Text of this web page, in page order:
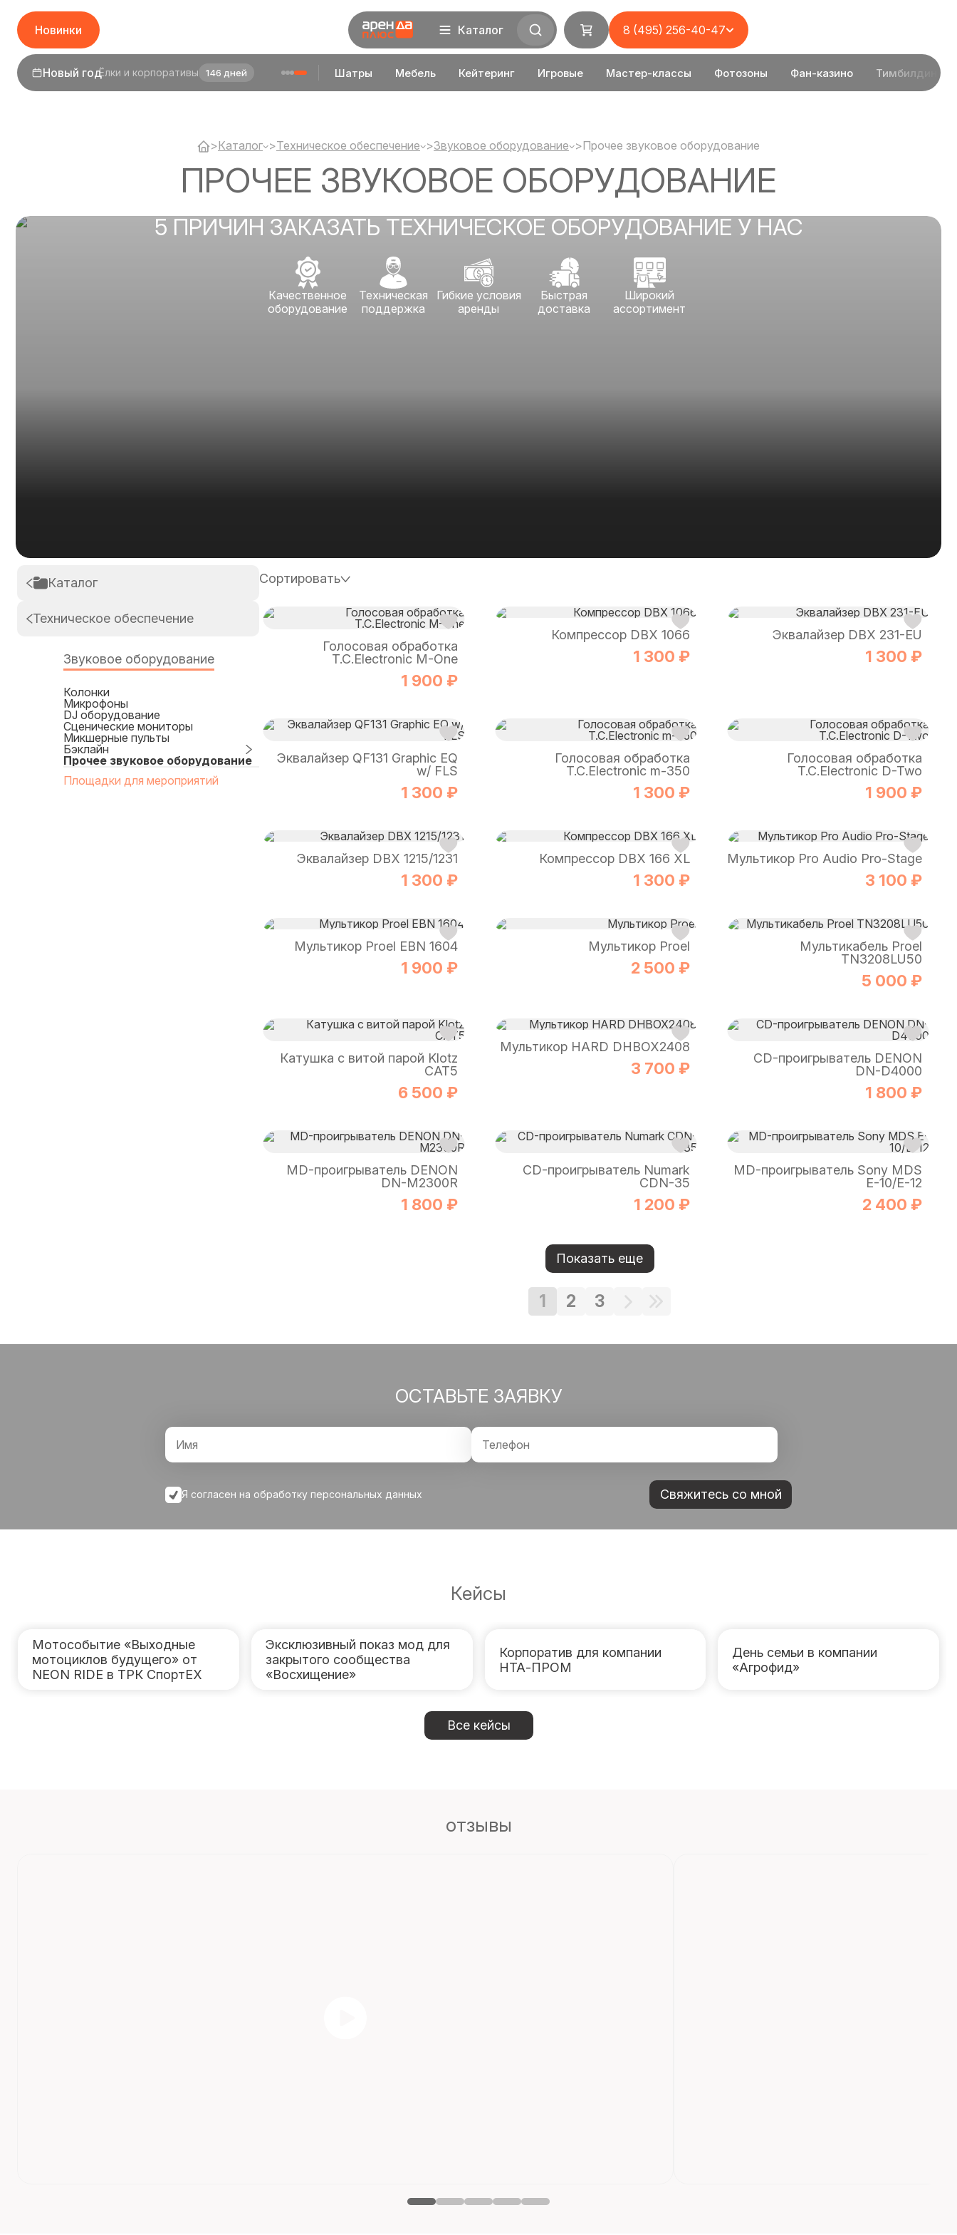
Новинки
Новый годЁлки и корпоративы 146 дней Шатры Мебель Кейтеринг Игровые Мастер-классы Фотозоны Фан-казино Тимбилдинг
Каталог 8 (495) 256-40-47
>Каталог >Техническое обеспечение >Звуковое оборудование >Прочее звуковое оборудование
ПРОЧЕЕ ЗВУКОВОЕ ОБОРУДОВАНИЕ
5 ПРИЧИН ЗАКАЗАТЬ ТЕХНИЧЕСКОЕ ОБОРУДОВАНИЕ У НАС
Качественное
оборудование
Техническая
поддержка
Гибкие условия
аренды
Быстрая
доставка
Широкий
ассортимент
Каталог
Техническое обеспечение
Звуковое оборудование
Колонки
Микрофоны
DJ оборудование
Сценические мониторы
Микшерные пульты
Бэклайн
Прочее звуковое оборудование
Площадки для мероприятий
Сортировать
Голосовая обработка
T.C.Electronic M-One
1 900 ₽
Компрессор DBX 1066
1 300 ₽
Эквалайзер DBX 231-EU
1 300 ₽
Эквалайзер QF131 Graphic EQ
w/ FLS
1 300 ₽
Голосовая обработка
T.C.Electronic m-350
1 300 ₽
Голосовая обработка
T.C.Electronic D-Two
1 900 ₽
Эквалайзер DBX 1215/1231
1 300 ₽
Компрессор DBX 166 XL
1 300 ₽
Мультикор Pro Audio Pro-Stage
3 100 ₽
Мультикор Proel EBN 1604
1 900 ₽
Мультикор Proel
2 500 ₽
Мультикабель Proel
TN3208LU50
5 000 ₽
Катушка с витой парой Klotz
CAT5
6 500 ₽
Мультикор HARD DHBOX2408
3 700 ₽
CD-проигрыватель DENON
DN-D4000
1 800 ₽
MD-проигрыватель DENON
DN-M2300R
1 800 ₽
CD-проигрыватель Numark
CDN-35
1 200 ₽
MD-проигрыватель Sony MDS
E-10/E-12
2 400 ₽
Показать еще
1 2 3
ОСТАВЬТЕ ЗАЯВКУ
Я согласен на обработку персональных данных Свяжитесь со мной
Кейсы
Мотособытие «Выходные
мотоциклов будущего» от
NEON RIDE в ТРК СпортЕХ
Эксклюзивный показ мод для
закрытого сообщества
«Восхищение»
Корпоратив для компании
НТА-ПРОМ
День семьи в компании
«Агрофид»
Все кейсы
отзывы